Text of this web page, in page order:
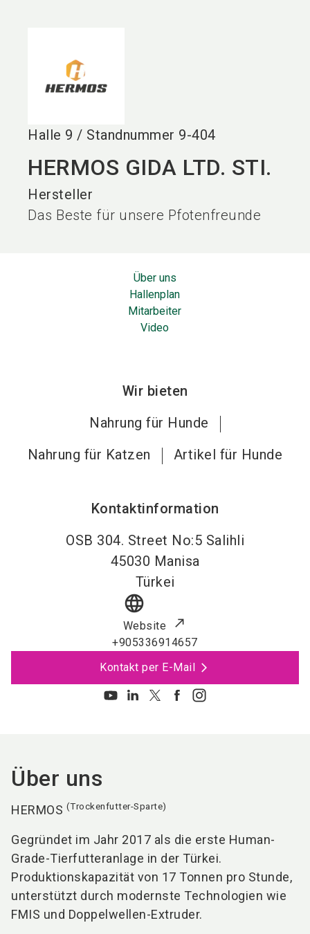
Halle 9 / Standnummer 9-404
HERMOS GIDA LTD. STI.
Hersteller
Das Beste für unsere Pfotenfreunde
Über uns
Hallenplan
Mitarbeiter
Video
Wir bieten
Nahrung für Hunde
Nahrung für Katzen
Artikel für Hunde
Kontaktinformation
OSB 304. Street No:5 Salihli
45030 Manisa
Türkei
language
Website
+905336914657
Kontakt per E-Mail
Über uns
HERMOS (Trockenfutter-Sparte)
Gegründet im Jahr 2017 als die erste Human-
Grade-Tierfutteranlage in der Türkei.
Produktionskapazität von 17 Tonnen pro Stunde,
unterstützt durch modernste Technologien wie
FMIS und Doppelwellen-Extruder.